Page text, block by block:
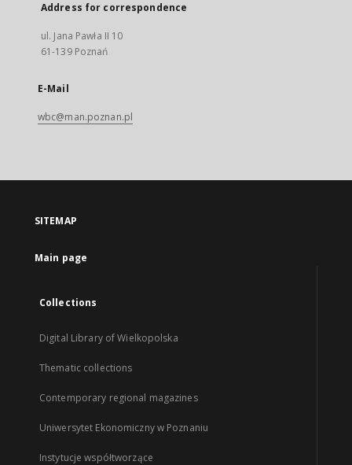
Address for correspondence
ul. Jana Pawła II 10
61-139 Poznań
E-Mail
wbc@man.poznan.pl
SITEMAP
Main page
Collections
Digital Library of Wielkopolska
Thematic collections
Contemporary regional magazines
Uniwersytet Ekonomiczny w Poznaniu
Instytucje współtworzące